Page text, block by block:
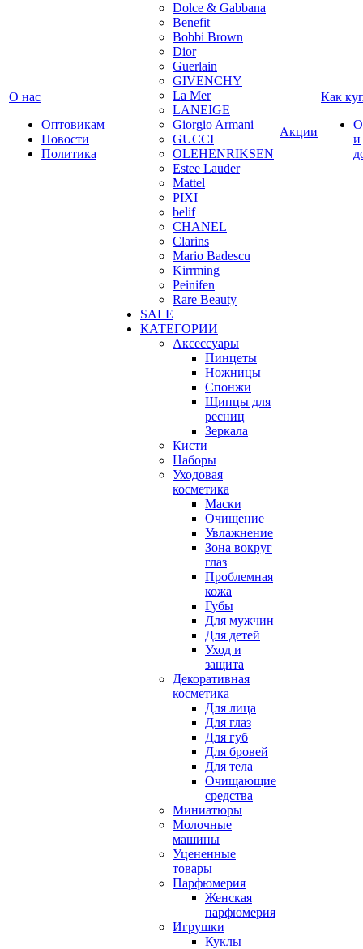
О нас
Оптовикам
Новости
Политика
Dolce & Gabbana
Benefit
Bobbi Brown
Dior
Guerlain
GIVENCHY
La Mer
LANEIGE
Giorgio Armani
GUCCI
OLEHENRIKSEN
Estee Lauder
Mattel
PIXI
belif
CHANEL
Clarins
Mario Badescu
Kirrming
Peinifen
Rare Beauty
SALE
КАТЕГОРИИ
Аксессуары
Пинцеты
Ножницы
Спонжи
Щипцы для
ресниц
Зеркала
Кисти
Наборы
Уходовая
косметика
Маски
Очищение
Увлажнение
Зона вокруг
глаз
Проблемная
кожа
Губы
Для мужчин
Для детей
Уход и
защита
Декоративная
косметика
Для лица
Для глаз
Для губ
Для бровей
Для тела
Очищающие
средства
Миниатюры
Молочные
машины
Уцененные
товары
Парфюмерия
Женская
парфюмерия
Игрушки
Куклы
Акции
Как
и